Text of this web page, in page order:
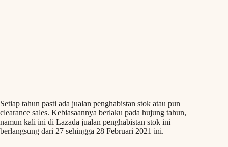
Setiap tahun pasti ada jualan penghabistan stok atau pun
clearance sales. Kebiasaannya berlaku pada hujung tahun,
namun kali ini di Lazada jualan penghabistan stok ini
berlangsung dari 27 sehingga 28 Februari 2021 ini.